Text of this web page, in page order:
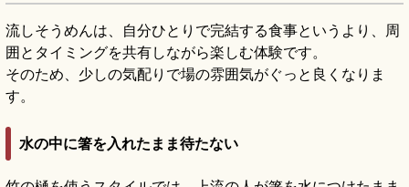
流しそうめんは、自分ひとりで完結する食事というより、周
囲とタイミングを共有しながら楽しむ体験です。
そのため、少しの気配りで場の雰囲気がぐっと良くなりま
す。
水の中に箸を入れたまま待たない